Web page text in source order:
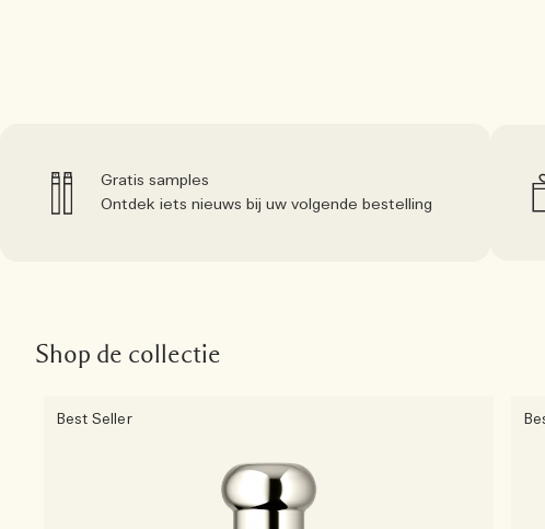
Gratis samples
Ontdek iets nieuws bij uw volgende bestelling
Shop de collectie
Best Seller